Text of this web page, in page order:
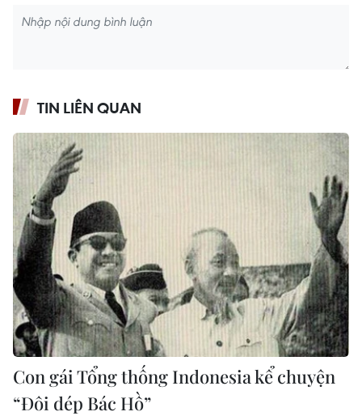
TIN LIÊN QUAN
Con gái Tổng thống Indonesia kể chuyện
“Đôi dép Bác Hồ”